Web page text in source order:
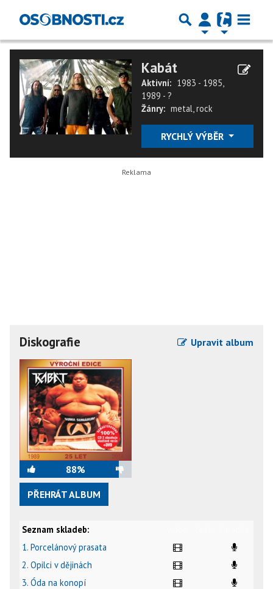
Kabát
Aktivní: 1983 - 1985,
1989 - ?
Žánry: metal,rock
RYCHLÝ VÝBĚR
Diskografie Upravit album
88%
PŘEHRÁT ALBUM
Seznam skladeb:
1. Porcelánový prasata
2. Opilci v dějinách
3. Óda na konopí